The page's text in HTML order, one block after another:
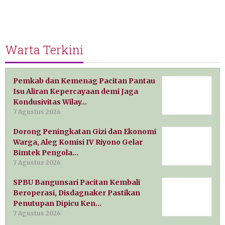
Warta Terkini
Pemkab dan Kemenag Pacitan Pantau
Isu Aliran Kepercayaan demi Jaga
Kondusivitas Wilay…
7 Agustus 2026
Dorong Peningkatan Gizi dan Ekonomi
Warga, Aleg Komisi IV Riyono Gelar
Bimtek Pengola…
7 Agustus 2026
SPBU Bangunsari Pacitan Kembali
Beroperasi, Disdagnaker Pastikan
Penutupan Dipicu Ken…
7 Agustus 2026